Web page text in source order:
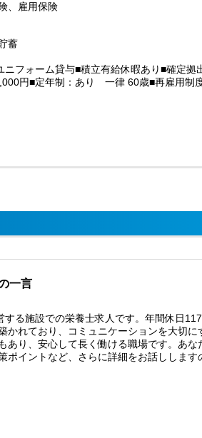
、雇用保険
蓄
フォーム貸与■積立有給休暇あり■確定
円■定年制：あり 一律 60歳■再雇用制
一言
る施設での栄養士求人です。年間休日
かれており、コミュニケーションを大切に
あり、安心して長く働ける職場です。あ
ポイントなど、さらに詳細をお話しします